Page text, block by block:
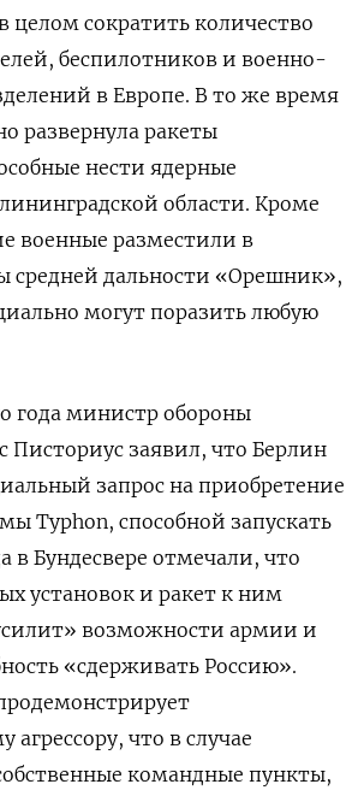
целом сократить количество
беспилотников и военно-
в Европе. В то же время
развернула ракеты
нести ядерные
области. Кроме
военные разместили в
средней дальности «Орешник»,
могут поразить любую
года министр обороны
Писториус заявил, что Берлин
запрос на приобретение
Typhon, способной запускать
в Бундесвере отмечали, что
установок и ракет к ним
возможности армии и
«сдерживать Россию».
агрессору, что в случае
командные пункты,